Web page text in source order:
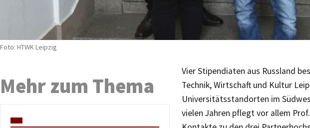
Foto: HTWK Leipzig
Vier Stipendiaten aus Russland
Technik, Wirtschaft und Kultur
Universitätsstandorten im
vielen Jahren pflegt vor allem
Mehr zum Thema